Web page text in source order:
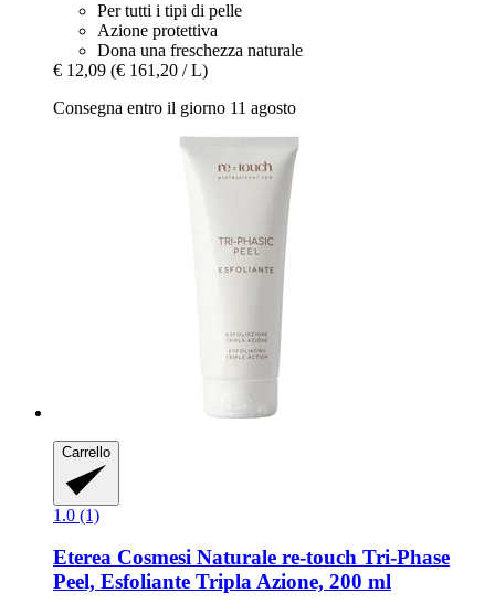
Per tutti i tipi di pelle
Azione protettiva
Dona una freschezza naturale
€ 12,09 (€ 161,20 / L)
Consegna entro il giorno 11 agosto
Carrello
1.0 (1)
Eterea Cosmesi Naturale re-​touch Tri-​Phase
Peel, Esfoliante Tripla Azione, 200 ml